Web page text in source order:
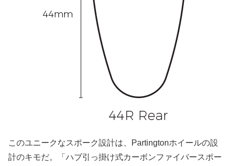
このユニークなスポーク設計は、Partingtonホイールの設
計のキモだ。「ハブ引っ掛け式カーボンファイバースポー